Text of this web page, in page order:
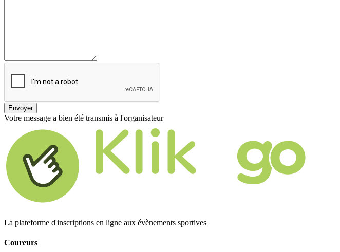
Envoyer
Votre message a bien été transmis à l'organisateur
La plateforme d'inscriptions en ligne aux évènements sportives
Coureurs